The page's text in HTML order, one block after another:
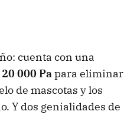
cuenta con una
000 Papara eliminar
de mascotas y los
Y dos genialidades de